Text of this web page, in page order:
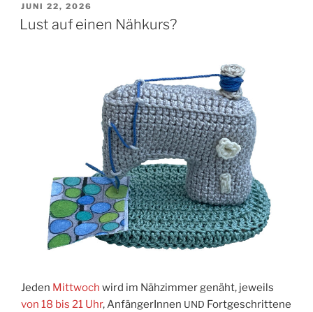
VERÖFFENTLICHT
AM
JUNI 22, 2026
Lust auf einen Nähkurs?
Jeden Mitt­woch wird im Näh­zim­mer genäht, jeweils
von 18 bis 21 Uhr, Anfän­ge­rIn­nen UND Fort­ge­schrit­te­ne